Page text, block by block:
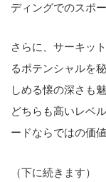
ディングでのスポ
さらに、サーキッ
るポテンシャルを
しめる懐の深さも
どちらも高いレベ
ードならではの価
（下に続きます）